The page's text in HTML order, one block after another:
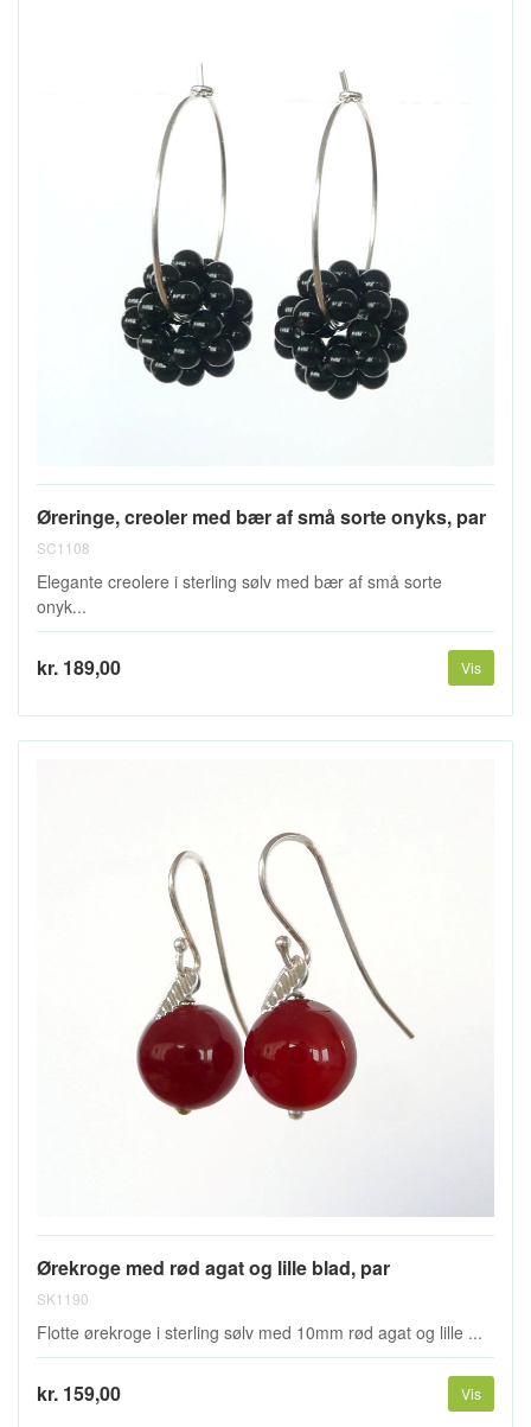
Øreringe, creoler med bær af små sorte onyks, par
SC1108
Elegante creolere i sterling sølv med bær af små sorte
onyk...
kr. 189,00 Vis
Ørekroge med rød agat og lille blad, par
SK1190
Flotte ørekroge i sterling sølv med 10mm rød agat og lille ...
kr. 159,00 Vis